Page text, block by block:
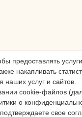
предоставлять
накапливать
услуг и сайтов.
cookie-файлов
о
свое